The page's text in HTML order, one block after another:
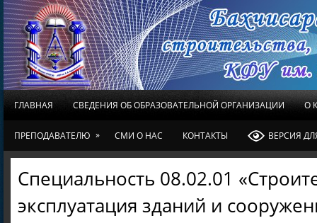
ГЛАВНАЯ СВЕДЕНИЯ ОБ ОБРАЗОВАТЕЛЬНОЙ ОРГАНИЗАЦИИ О
ПРЕПОДАВАТЕЛЮ » СМИ О НАС КОНТАКТЫ ВЕРСИЯ
Специальность 08.02.01
эксплуатация зданий и